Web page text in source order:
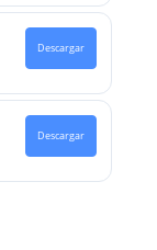
Descargar
Descargar